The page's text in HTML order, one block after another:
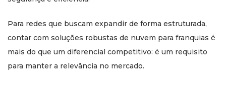
Para redes que buscam expandir de forma estruturada,
contar com soluções robustas de nuvem para franquias é
mais do que um diferencial competitivo: é um requisito
para manter a relevância no mercado.